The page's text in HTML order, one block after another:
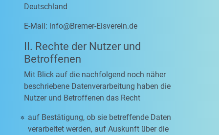
Deutschland
E-Mail: info@Bremer-Eisverein.de
II. Rechte der Nutzer und
Betroffenen
Mit Blick auf die nachfolgend noch näher
beschriebene Datenverarbeitung haben die
Nutzer und Betroffenen das Recht
auf Bestätigung, ob sie betreffende Daten
verarbeitet werden, auf Auskunft über die